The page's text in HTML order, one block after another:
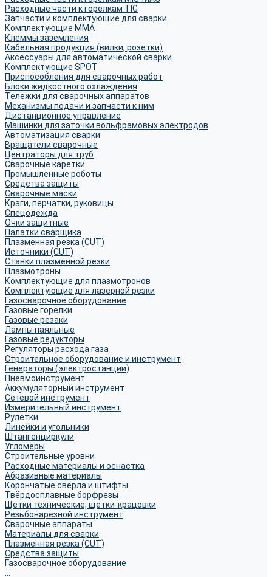
Расходные части к горелкам TIG
Запчасти и комплектующие для сварки
Комплектующие ММА
Клеммы заземления
Кабельная продукция (вилки, розетки)
Аксессуары для автоматической сварки
Комплектующие SPOT
Приспособления для сварочных работ
Блоки жидкостного охлаждения
Тележки для сварочных аппаратов
Механизмы подачи и запчасти к ним
Дистанционное управление
Машинки для заточки вольфрамовых электродов
Автоматизация сварки
Вращатели сварочные
Центраторы для труб
Сварочные каретки
Промышленные роботы
Средства защиты
Сварочные маски
Краги, перчатки, руковицы
Спецодежда
Очки защитные
Палатки сварщика
Плазменная резка (CUT)
Источники (CUT)
Станки плазменной резки
Плазмотроны
Комплектующие для плазмотронов
Комплектующие для лазерной резки
Газосварочное оборудование
Газовые горелки
Газовые резаки
Лампы паяльные
Газовые редукторы
Регуляторы расхода газа
Строительное оборудование и инструмент
Генераторы (электростанции)
Пневмоинструмент
Аккумуляторный инструмент
Сетевой инструмент
Измерительный инструмент
Рулетки
Линейки и угольники
Штангенциркули
Угломеры
Строительные уровни
Расходные материалы и оснастка
Абразивные материалы
Корончатые сверла и штифты
Твёрдосплавные борфрезы
Щетки технические, щетки-крацовки
Резьбонарезной инструмент
Сварочные аппараты
Материалы для сварки
Плазменная резка (CUT)
Средства защиты
Газосварочное оборудование